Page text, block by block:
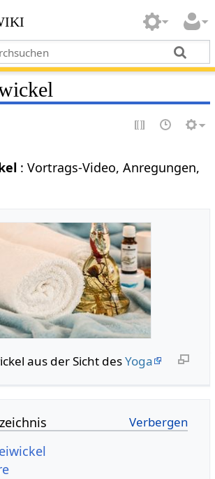
: Vortrags-Video, Anregungen,
aus der Sicht desYoga